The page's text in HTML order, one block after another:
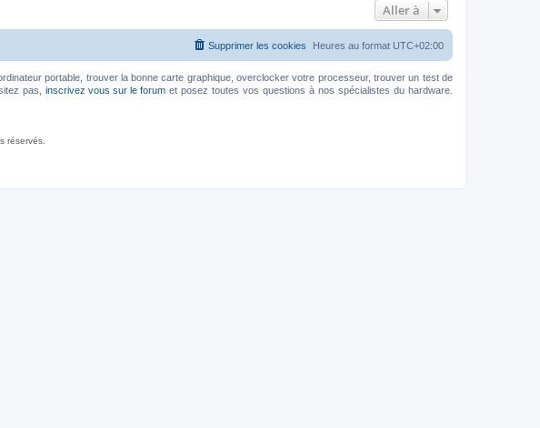
Aller à
Heures au format UTC+02:00
Supprimer les cookies
portable, trouver la bonne carte graphique, overclocker votre processeur, trouver un test de
pas, inscrivez vous sur le forum et posez toutes vos questions à nos spécialistes du hardware.
réservés.